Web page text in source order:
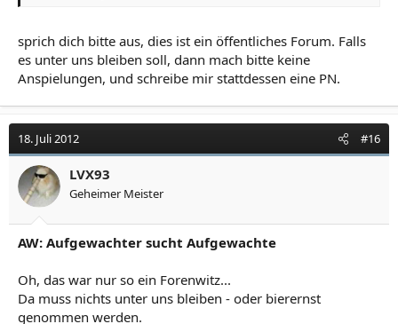
sprich dich bitte aus, dies ist ein öffentliches Forum. Falls
es unter uns bleiben soll, dann mach bitte keine
Anspielungen, und schreibe mir stattdessen eine PN.
18. Juli 2012 #16
LVX93
Geheimer Meister
AW: Aufgewachter sucht Aufgewachte
Oh, das war nur so ein Forenwitz...
Da muss nichts unter uns bleiben - oder bierernst
genommen werden.